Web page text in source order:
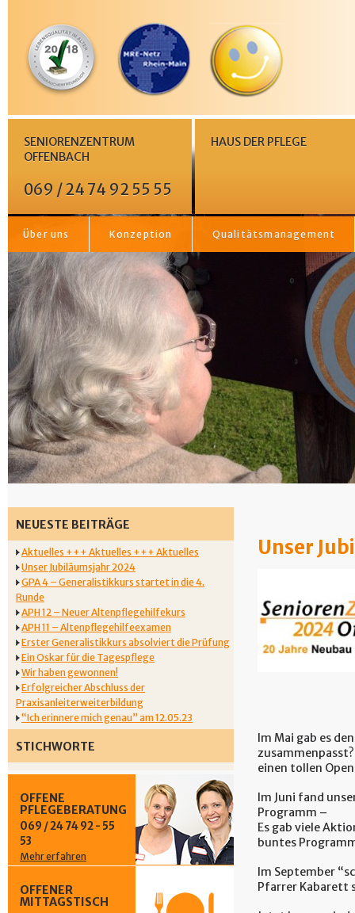
SENIORENZENTRUM
OFFENBACH
069 / 24 74 92 55 55
HAUS DER PFLEGE
Über uns Konzeption Qualitätsmanagement
NEUESTE BEITRÄGE
Aktuelles +++ Aktuelles +++ Aktuelles
Unser Jubiläumsjahr 2024
GPA 4 – Generalistikkurs startet in die 4.
Runde
APH 12 – Neuer Altenpflegehilfekurs
APH 11 – Altenpflegehilfeexamen
Erster Generalistikkurs absolviert die Prüfung
Ein Oskar für die Tagespflege
Wir haben gewonnen!
Erfolgreicher Abschluss der
Praxisanleiterweiterbildung
“Ich erinnere mich genau” am 12.05.23
STICHWORTE
OFFENE
PFLEGEBERATUNG
069 / 24 74 92 - 55
53
Mehr erfahren
OFFENER
MITTAGSTISCH
Unser
Im Mai gab es
einen tollen
Im Juni fand
Programm –
Es gab viele
buntes
Im September
Pfarrer Kabarett